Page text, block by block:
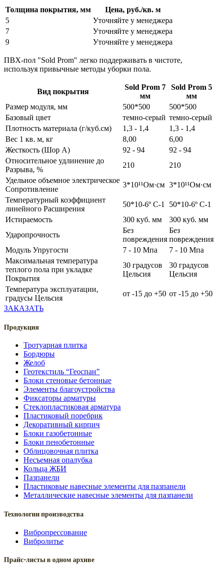
Толщина покрытия, мм
Цена, руб./кв. м
5
Уточняйте у менеджера
7
Уточняйте у менеджера
9
Уточняйте у менеджера
ПВХ-пол "Sold Prom" легко поддерживать в чистоте,
используя привычные методы уборки пола.
Вид покрытия
Sold Prom 7
мм
Sold Prom 5
мм
Размер модуля, мм
500*500
500*500
Базовый цвет
темно-серый темно-серый
Плотность материала (г/куб.см)
1,3 - 1,4
1,3 - 1,4
Вес 1 кв. м, кг
8,00
6,00
Жесткость (Шор А)
92 - 94
92 - 94
Относительное удлинение до
Разрыва, %
210
210
Удельное объемное электрическое
Сопротивление
3*10¹¹Ом·см 3*10¹¹Ом·см
Температурный коэффициент
линейного Расширения
50*10-6º С-1
50*10-6º С-1
Истираемость
300 куб. мм
300 куб. мм
Ударопрочность
Без
повреждения
Без
повреждения
Модуль Упругости
7 - 10 Мпа
7 - 10 Мпа
Максимальная температура
теплого пола при укладке
Покрытия
30 градусов
Цельсия
30 градусов
Цельсия
Температура эксплуатации,
градусы Цельсия
от -15 до +50 от -15 до +50
ЗАКАЗАТЬ
Продукция
Тротуарная плитка
Бордюры
Желоб
Геотекстиль “Геоспан”
Блоки стеновые бетонные
Элементы благоустройства
Фиксаторы арматуры
Стеклопластиковая арматура
Пластиковый поребрик
Декоративный кирпич
Блоки газобетонные
Блоки пенобетонные
Облицовочная плитка
Несъемная опалубка
Кольца ЖБИ
Пазпанели
Пластиковые навесные элементы для пазпанели
Металлические навесные элементы для пазпанели
Технологии производства
Вибропрессование
Вибролитье
Прайс-листы в одном архиве